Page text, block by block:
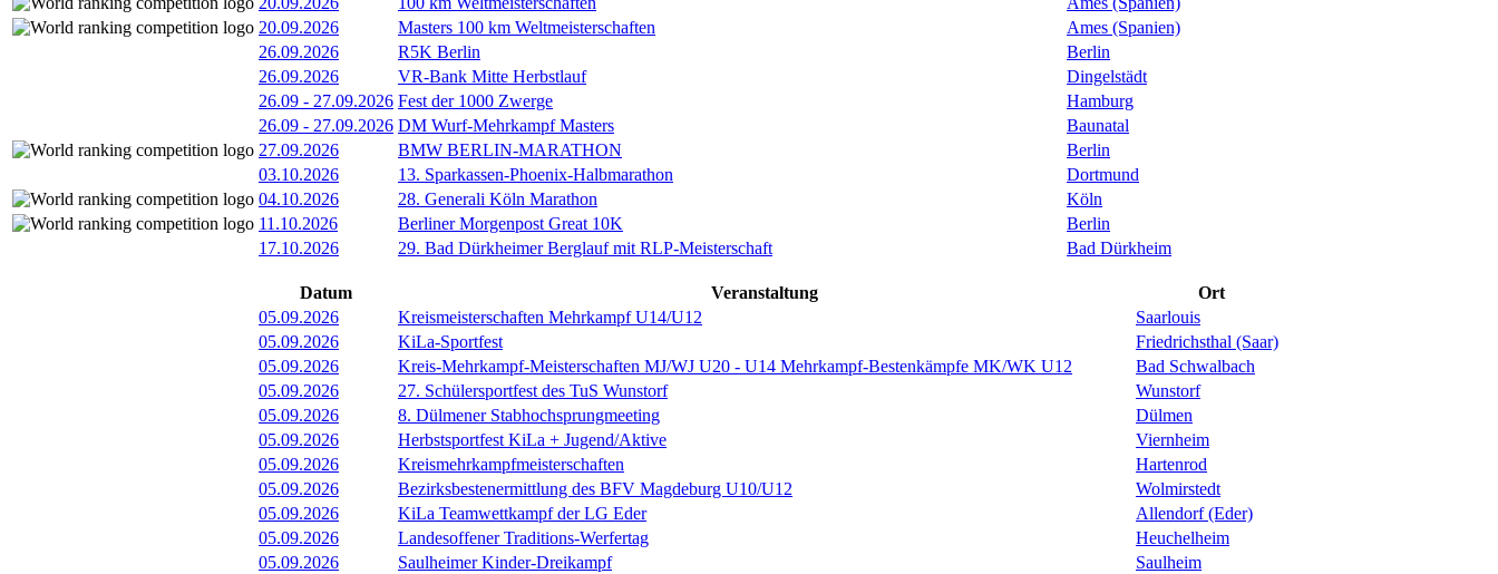
20.09.2026
Masters 100 km Weltmeisterschaften
Ames (Spanien)
26.09.2026
R5K Berlin
Berlin
26.09.2026
VR-Bank Mitte Herbstlauf
Dingelstädt
26.09 - 27.09.2026 Fest der 1000 Zwerge
Hamburg
26.09 - 27.09.2026 DM Wurf-Mehrkampf Masters
Baunatal
27.09.2026
BMW BERLIN-MARATHON
Berlin
03.10.2026
13. Sparkassen-Phoenix-Halbmarathon
Dortmund
04.10.2026
28. Generali Köln Marathon
Köln
11.10.2026
Berliner Morgenpost Great 10K
Berlin
17.10.2026
29. Bad Dürkheimer Berglauf mit RLP-Meisterschaft Bad Dürkheim
Datum Veranstaltung
Ort
05.09.2026
Kreismeisterschaften Mehrkampf U14/U12
Saarlouis
05.09.2026
KiLa-Sportfest
Friedrichsthal (Saar)
05.09.2026
Kreis-Mehrkampf-Meisterschaften MJ/WJ U20 - U14 Mehrkampf-Bestenkämpfe MK/WK U12
Bad Schwalbach
05.09.2026
27. Schülersportfest des TuS Wunstorf
Wunstorf
05.09.2026
8. Dülmener Stabhochsprungmeeting
Dülmen
05.09.2026
Herbstsportfest KiLa + Jugend/Aktive
Viernheim
05.09.2026
Kreismehrkampfmeisterschaften
Hartenrod
05.09.2026
Bezirksbestenermittlung des BFV Magdeburg U10/U12
Wolmirstedt
05.09.2026
KiLa Teamwettkampf der LG Eder
Allendorf (Eder)
05.09.2026
Landesoffener Traditions-Werfertag
Heuchelheim
05.09.2026
Saulheimer Kinder-Dreikampf
Saulheim